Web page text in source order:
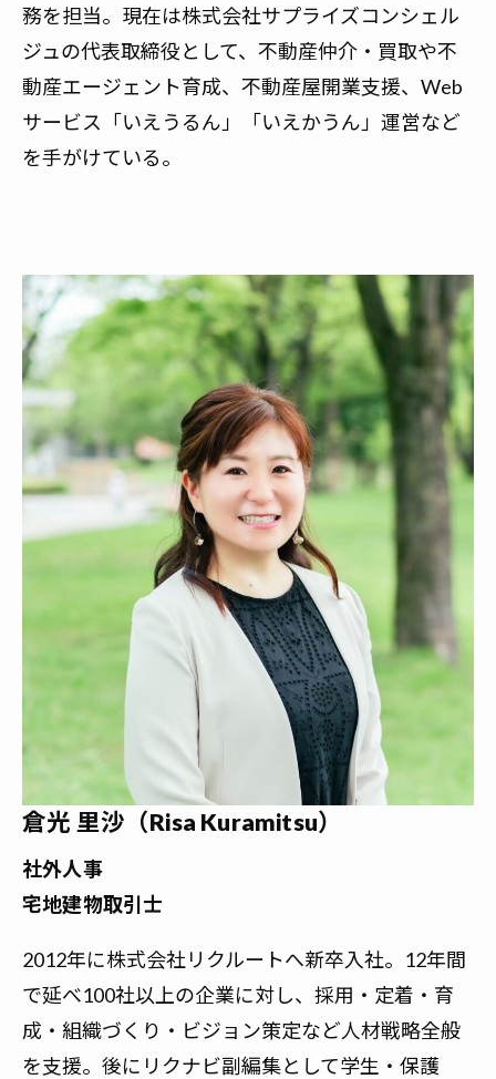
務を担当。現在は株式会社サプライズコンシェル
ジュの代表取締役として、不動産仲介・買取や不
動産エージェント育成、不動産屋開業支援、Web
サービス「いえうるん」「いえかうん」運営など
を手がけている。
倉光 里沙（Risa Kuramitsu）
社外人事
宅地建物取引士
2012年に株式会社リクルートへ新卒入社。12年間
で延べ100社以上の企業に対し、採用・定着・育
成・組織づくり・ビジョン策定など人材戦略全般
を支援。後にリクナビ副編集として学生・保護